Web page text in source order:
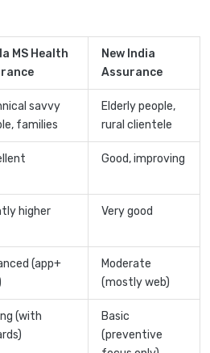
MS Health
New India
Assurance
savvy
families
Elderly people,
rural clientele
Good, improving
higher Very good
(app+
Moderate
(mostly web)
(with
Basic
(preventive